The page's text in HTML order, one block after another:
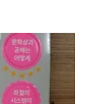
고발 등등을 소재로
10편을 실었습니
는 〈알래스카의
데이터 시대의 사랑〉
10편씩 실려 있고, ..